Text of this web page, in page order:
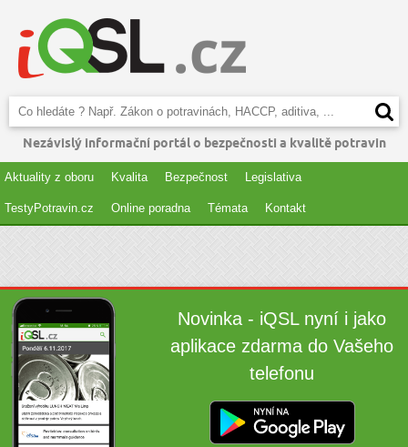
Nezávislý informační portál o bezpečnosti a kvalitě potravin
Aktuality z oboru Kvalita Bezpečnost Legislativa
TestyPotravin.cz Online poradna Témata Kontakt
Novinka - iQSL nyní i jako
aplikace zdarma do Vašeho
telefonu